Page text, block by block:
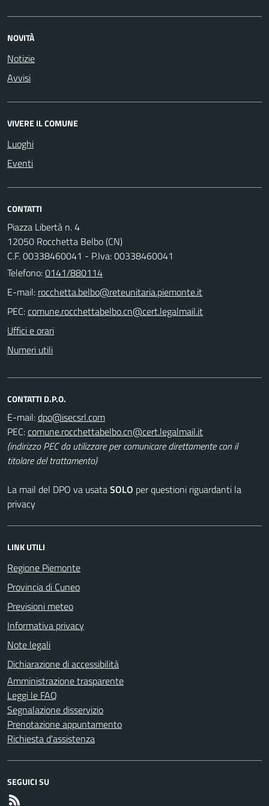
NOVITÀ
Notizie
Avvisi
VIVERE IL COMUNE
Luoghi
Eventi
CONTATTI
Piazza Libertà n. 4
12050 Rocchetta Belbo (CN)
C.F. 00338460041 - P.Iva: 00338460041
Telefono:0141/880114
E-mail:
PEC:
Uffici e orari
Numeri utili
CONTATTI D.P.O.
E-mail:
PEC:
(indirizzo PEC da utilizzare per comunicare direttamente con il
titolare del trattamento)
La mail del DPO va usataSOLO per questioni riguardanti la
privacy
LINK UTILI
Regione Piemonte
Provincia di Cuneo
Previsioni meteo
Informativa privacy
Note legali
Dichiarazione di accessibilità
Amministrazione trasparente
Leggi le FAQ
Segnalazione disservizio
Prenotazione appuntamento
Richiesta d'assistenza
SEGUICI SU